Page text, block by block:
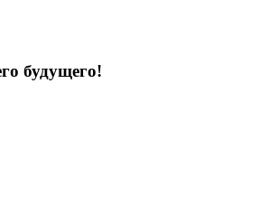
будущего!